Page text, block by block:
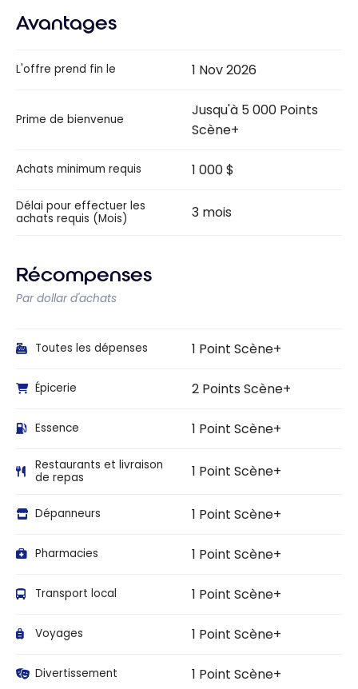
Avantages
L'offre prend fin le 1 Nov 2026
Prime de bienvenue
Jusqu'à 5 000 Points
Scène+
Achats minimum requis 1 000 $
Délai pour effectuer les
achats requis (Mois)
3 mois
Récompenses
Par dollar d'achats
Toutes les dépenses 1 Point Scène+
Épicerie 2 Points Scène+
Essence 1 Point Scène+
Restaurants et livraison
de repas
1 Point Scène+
Dépanneurs 1 Point Scène+
Pharmacies 1 Point Scène+
Transport local 1 Point Scène+
Voyages 1 Point Scène+
Divertissement 1 Point Scène+